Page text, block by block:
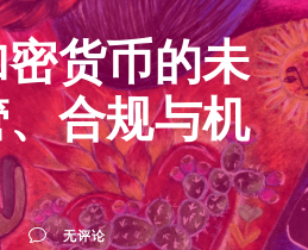
货币的未
合规与机
无评论